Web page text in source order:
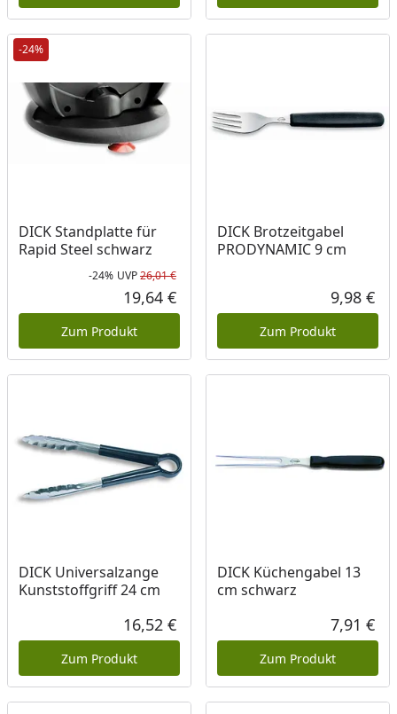
-24%
DICK Standplatte für
Rapid Steel schwarz
Rabatt in Prozent
-24%
Ursprünglicher Preis
UVP26,01 €
Aktueller Preis
19,64 €
Zum Produkt
DICK Brotzeitgabel
PRODYNAMIC 9 cm
9,98 €
Zum Produkt
DICK Universalzange
Kunststoffgriff 24 cm
Aktueller Preis
16,52 €
Zum Produkt
DICK Küchengabel 13
cm schwarz
7,91 €
Zum Produkt